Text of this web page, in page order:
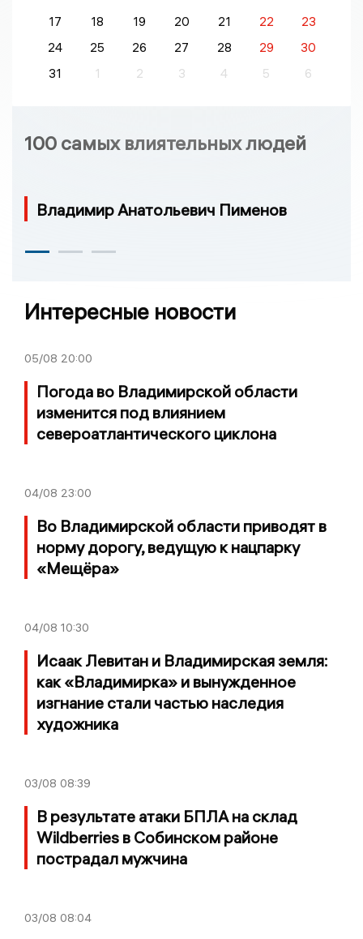
17
18 19 20 21 22
23
24
25 26 27 28 29
30
31
1 2 3 4 5 6
100 самых влиятельных людей
Владимир Анатольевич Пименов
Интересные новости
05/08 20:00
Погода во Владимирской области
изменится под влиянием
североатлантического циклона
04/08 23:00
Во Владимирской области приводят в
норму дорогу, ведущую к нацпарку
«Мещёра»
04/08 10:30
Исаак Левитан и Владимирская земля:
как «Владимирка» и вынужденное
изгнание стали частью наследия
художника
03/08 08:39
В результате атаки БПЛА на склад
Wildberries в Собинском районе
пострадал мужчина
03/08 08:04